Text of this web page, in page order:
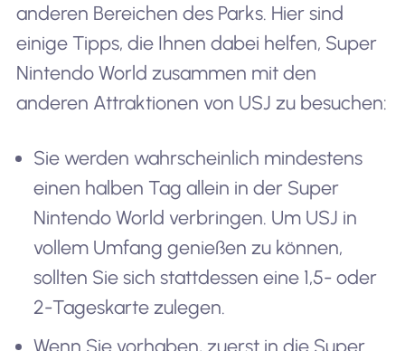
anderen Bereichen des Parks. Hier sind
einige Tipps, die Ihnen dabei helfen, Super
Nintendo World zusammen mit den
anderen Attraktionen von USJ zu besuchen:
Sie werden wahrscheinlich mindestens
einen halben Tag allein in der Super
Nintendo World verbringen. Um USJ in
vollem Umfang genießen zu können,
sollten Sie sich stattdessen eine 1,5- oder
2-Tageskarte zulegen.
Wenn Sie vorhaben, zuerst in die Super